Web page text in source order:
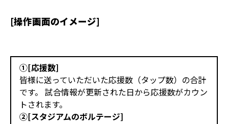
[操作画面のイメージ]
①[応援数]
皆様に送っていただいた応援数（タップ数）の合計
です。 試合情報が更新された日から応援数がカウン
トされます。
②[スタジアムのボルテージ]